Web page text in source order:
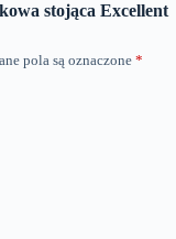
stojąca Excellent
pola są oznaczone *